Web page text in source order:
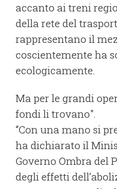
accanto ai treni
della rete del
rappresentano il
coscientemente ha
ecologicamente.
Ma per le grandi
fondi li trovano".
“Con una mano si
ha dichiarato il
Governo Ombra del
degli effetti